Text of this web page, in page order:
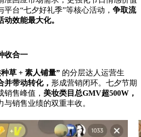
台“七夕好礼季”等核心活动， 争取流
效能最大化。
收合一
草 + 素人铺量” 的分层达人运营生
并带动转化， 形成营销闭环。七夕节期
销售峰值， 美妆类目总GMV超500W，
销售业绩的双重丰收。